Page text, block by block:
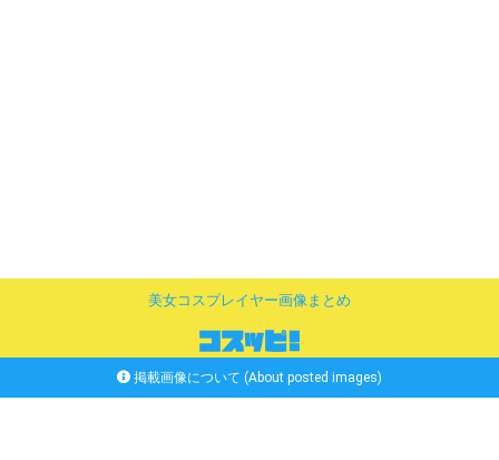
美女コスプレイヤー画像まとめ
掲載画像について (About posted images)